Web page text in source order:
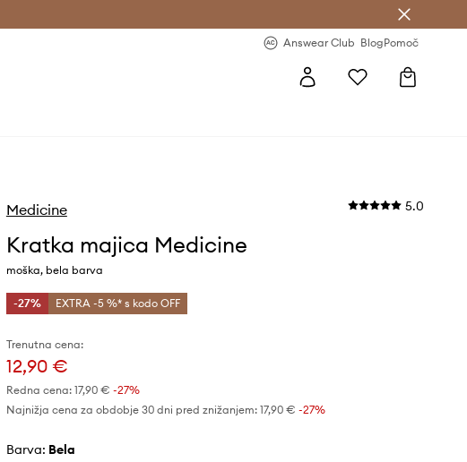
>
Answear Club BlogPomoč
Medicine 5.0
Kratka majica Medicine
moška, bela barva
-27% EXTRA -5 %* s kodo OFF
Trenutna cena:
12,90 €
Redna cena: 17,90 € -27%
Najnižja cena za obdobje 30 dni pred znižanjem: 17,90 € -27%
Barva: bela